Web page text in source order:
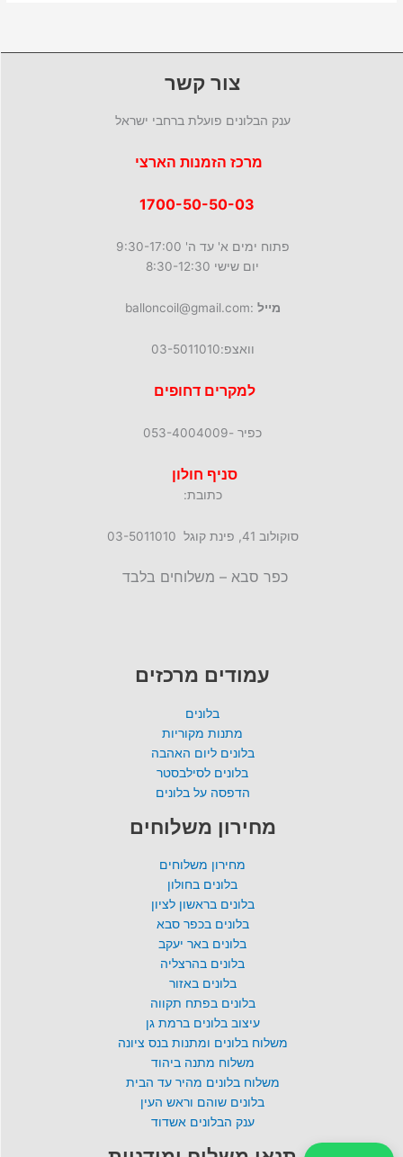
צור קשר
ענק הבלונים פועלת ברחבי ישראל
מרכז הזמנות הארצי
פתוח ימים א' עד ה' 9:30-17:00
יום שישי 8:30-12:30
מייל :balloncoil@gmail.com
וואצפ:03-5011010
למקרים דחופים
כפיר -053-4004009
סניף חולון
כתובת:
סוקולוב 41, פינת קוגל 03-5011010
כפר סבא – משלוחים בלבד
עמודים מרכזים
בלונים
מתנות מקוריות
בלונים ליום האהבה
בלונים לסילבסטר
הדפסה על בלונים
מחירון משלוחים
מחירון משלוחים
בלונים בחולון
בלונים בראשון לציון
בלונים בכפר סבא
בלונים באר יעקב
בלונים בהרצליה
בלונים באזור
בלונים בפתח תקווה
עיצוב בלונים ברמת גן
משלוח בלונים ומתנות בנס ציונה
משלוח מתנה ביהוד
משלוח בלונים מהיר עד הבית
בלונים שוהם וראש העין
ענק הבלונים אשדוד